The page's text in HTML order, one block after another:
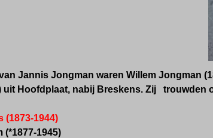
Jannis Jongman waren Willem Jongman
uit Hoofdplaat, nabij Breskens. Zij trouwden
(1873-1944)
(*1877-1945)